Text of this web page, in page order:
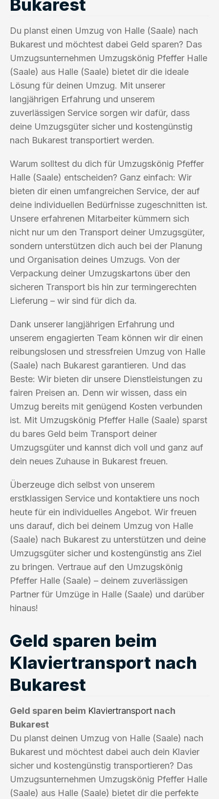
Bukarest
Du planst einen Umzug von Halle (Saale) nach
Bukarest und möchtest dabei Geld sparen? Das
Umzugsunternehmen Umzugskönig Pfeffer Halle
(Saale) aus Halle (Saale) bietet dir die ideale
Lösung für deinen Umzug. Mit unserer
langjährigen Erfahrung und unserem
zuverlässigen Service sorgen wir dafür, dass
deine Umzugsgüter sicher und kostengünstig
nach Bukarest transportiert werden.
Warum solltest du dich für Umzugskönig Pfeffer
Halle (Saale) entscheiden? Ganz einfach: Wir
bieten dir einen umfangreichen Service, der auf
deine individuellen Bedürfnisse zugeschnitten ist.
Unsere erfahrenen Mitarbeiter kümmern sich
nicht nur um den Transport deiner Umzugsgüter,
sondern unterstützen dich auch bei der Planung
und Organisation deines Umzugs. Von der
Verpackung deiner Umzugskartons über den
sicheren Transport bis hin zur termingerechten
Lieferung – wir sind für dich da.
Dank unserer langjährigen Erfahrung und
unserem engagierten Team können wir dir einen
reibungslosen und stressfreien Umzug von Halle
(Saale) nach Bukarest garantieren. Und das
Beste: Wir bieten dir unsere Dienstleistungen zu
fairen Preisen an. Denn wir wissen, dass ein
Umzug bereits mit genügend Kosten verbunden
ist. Mit Umzugskönig Pfeffer Halle (Saale) sparst
du bares Geld beim Transport deiner
Umzugsgüter und kannst dich voll und ganz auf
dein neues Zuhause in Bukarest freuen.
Überzeuge dich selbst von unserem
erstklassigen Service und kontaktiere uns noch
heute für ein individuelles Angebot. Wir freuen
uns darauf, dich bei deinem Umzug von Halle
(Saale) nach Bukarest zu unterstützen und deine
Umzugsgüter sicher und kostengünstig ans Ziel
zu bringen. Vertraue auf den Umzugskönig
Pfeffer Halle (Saale) – deinem zuverlässigen
Partner für Umzüge in Halle (Saale) und darüber
hinaus!
Geld sparen beim
Klaviertransport nach
Bukarest
Geld sparen beim Klaviertransport nach
Bukarest
Du planst deinen Umzug von Halle (Saale) nach
Bukarest und möchtest dabei auch dein Klavier
sicher und kostengünstig transportieren? Das
Umzugsunternehmen Umzugskönig Pfeffer Halle
(Saale) aus Halle (Saale) bietet dir die perfekte